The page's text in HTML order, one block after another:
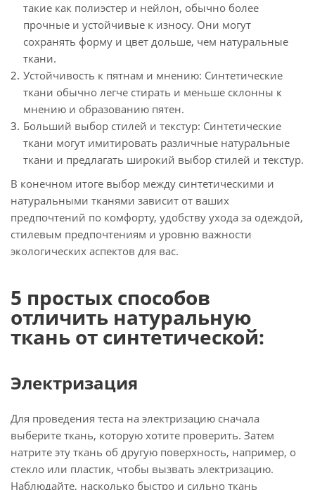
такие как полиэстер и нейлон, обычно более
прочные и устойчивые к износу. Они могут
сохранять форму и цвет дольше, чем натуральные
ткани.
Устойчивость к пятнам и мнению: Синтетические
ткани обычно легче стирать и меньше склонны к
мнению и образованию пятен.
Больший выбор стилей и текстур: Синтетические
ткани могут имитировать различные натуральные
ткани и предлагать широкий выбор стилей и текстур.
В конечном итоге выбор между синтетическими и
натуральными тканями зависит от ваших
предпочтений по комфорту, удобству ухода за одеждой,
стилевым предпочтениям и уровню важности
экологических аспектов для вас.
5 простых способов
отличить натуральную
ткань от синтетической:
Электризация
Для проведения теста на электризацию сначала
выберите ткань, которую хотите проверить. Затем
натрите эту ткань об другую поверхность, например, о
стекло или пластик, чтобы вызвать электризацию.
Наблюдайте, насколько быстро и сильно ткань